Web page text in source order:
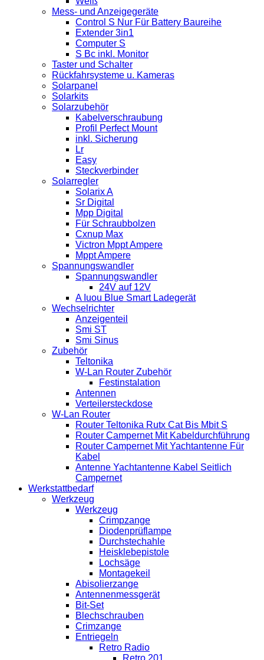
Mess- und Anzeigegeräte
Control S Nur Für Battery Baureihe
Extender 3in1
Computer S
S Bc inkl. Monitor
Taster und Schalter
Rückfahrsysteme u. Kameras
Solarpanel
Solarkits
Solarzubehör
Kabelverschraubung
Profil Perfect Mount
inkl. Sicherung
Lr
Easy
Steckverbinder
Solarregler
Solarix A
Sr Digital
Mpp Digital
Für Schraubbolzen
Cxnup Max
Victron Mppt Ampere
Mppt Ampere
Spannungswandler
Spannungswandler
24V auf 12V
A Iuou Blue Smart Ladegerät
Wechselrichter
Anzeigenteil
Smi ST
Smi Sinus
Zubehör
Teltonika
W-Lan Router Zubehör
Festinstalation
Antennen
Verteilersteckdose
W-Lan Router
Router Teltonika Rutx Cat Bis Mbit S
Router Campernet Mit Kabeldurchführung
Router Campernet Mit Yachtantenne Für
Kabel
Antenne Yachtantenne Kabel Seitlich
Campernet
Werkstattbedarf
Werkzeug
Werkzeug
Crimpzange
Diodenprüflampe
Durchstechahle
Heisklebepistole
Lochsäge
Montagekeil
Abisolierzange
Antennenmessgerät
Bit-Set
Blechschrauben
Crimzange
Entriegeln
Retro Radio
Retro 201